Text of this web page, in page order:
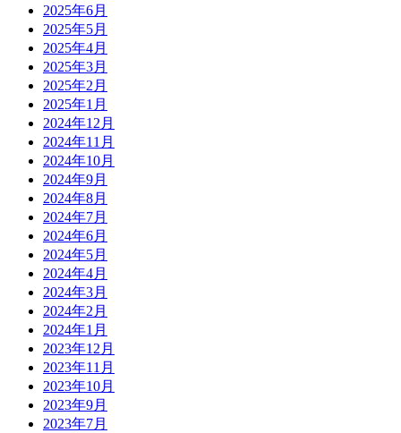
2025年6月
2025年5月
2025年4月
2025年3月
2025年2月
2025年1月
2024年12月
2024年11月
2024年10月
2024年9月
2024年8月
2024年7月
2024年6月
2024年5月
2024年4月
2024年3月
2024年2月
2024年1月
2023年12月
2023年11月
2023年10月
2023年9月
2023年7月